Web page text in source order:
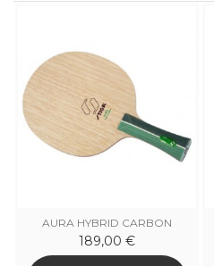
AURA HYBRID CARBON
189,00 €